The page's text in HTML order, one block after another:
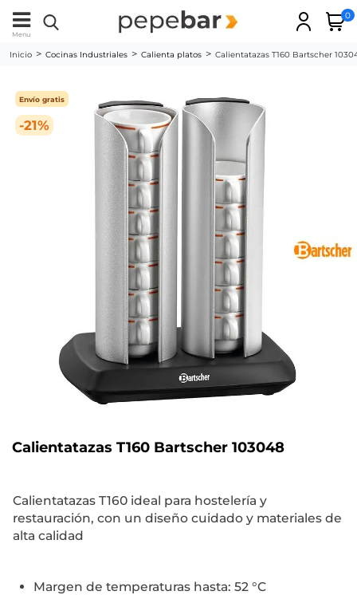
Menu
0
Inicio Cocinas Industriales Calienta platos Calientatazas T160 Bartscher
-21%
Envío gratis
Calientatazas T160 Bartscher 103048
Calientatazas T160 ideal para hostelería y
restauración, con un diseño cuidado y materiales de
alta calidad
Margen de temperaturas hasta: 52 °C